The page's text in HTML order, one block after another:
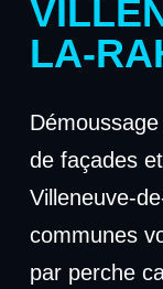
LA-
de façades
Villeneuve-
communes
par perche